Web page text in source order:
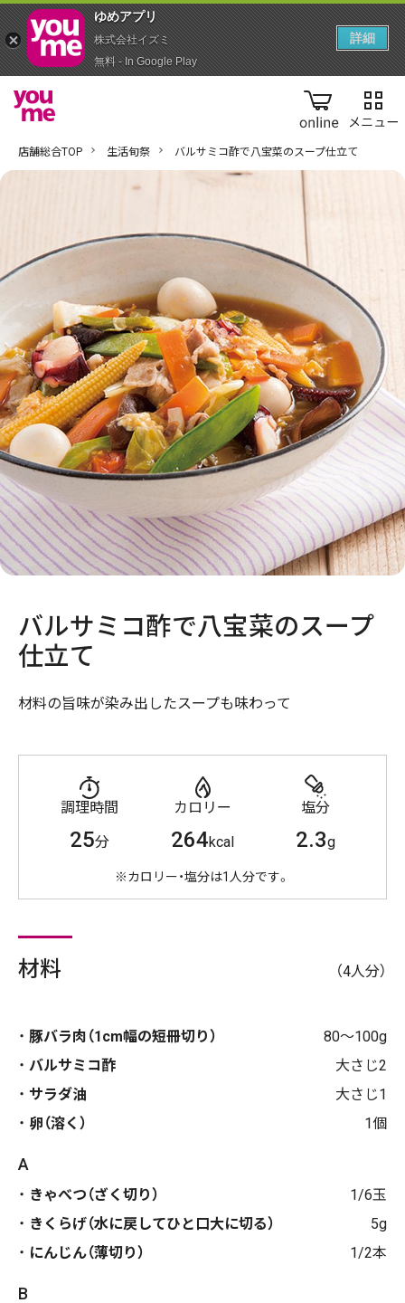
online
店舗総合TOP 生活旬祭 バルサミコ酢で八宝菜のスープ仕立て
バルサミコ酢で八宝菜のスープ
仕立て
材料の旨味が染み出したスープも味わって
調理時間
25分
カロリー
264kcal
塩分
2.3g
※カロリー・塩分は1人分です。
材料 （4人分）
豚バラ肉（1cm幅の短冊切り）
80～100g
バルサミコ酢
大さじ2
サラダ油
大さじ1
卵（溶く）
1個
A
きゃべつ（ざく切り）
1/6玉
きくらげ（水に戻してひと口大に切る）
5g
にんじん（薄切り）
1/2本
B
ゆめアプ‪リ‬
株式会社イズミ
無料 - In Google Play
詳細